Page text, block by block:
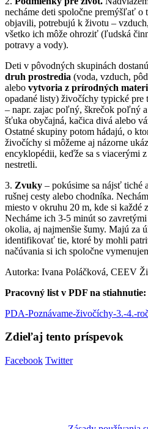
necháme deti spoločne premýšľať
objavili, potrebujú k životu –
všetko ich môže ohroziť (ľudská
potravy a vody).
Deti v pôvodných skupinách
druh prostredia (voda, vzduch,
alebo vytvoria z prírodných
opadané listy) živočíchy typické pre
– napr. zajac poľný, škrečok poľný
šťuka obyčajná, kačica divá alebo
Ostatné skupiny potom hádajú, o
živočíchy si môžeme aj názorne
encyklopédii, keďže sa s viacerými
nestretli.
3. Zvuky – pokúsime sa nájsť tiché
rušnej cesty alebo chodníka.
miesto v okruhu 20 m, kde si každé
Necháme ich 3-5 minút so
okolia, aj najmenšie šumy. Majú za
identifikovať tie, ktoré by mohli
načúvania si ich spoločne
Autorka: Ivana Poláčková, CEEV
Pracovný list v PDF na stiahnutie:
PDA-Poznávame-živočíchy-3.-4.-
Zdieľaj tento príspevok
Facebook Twitter